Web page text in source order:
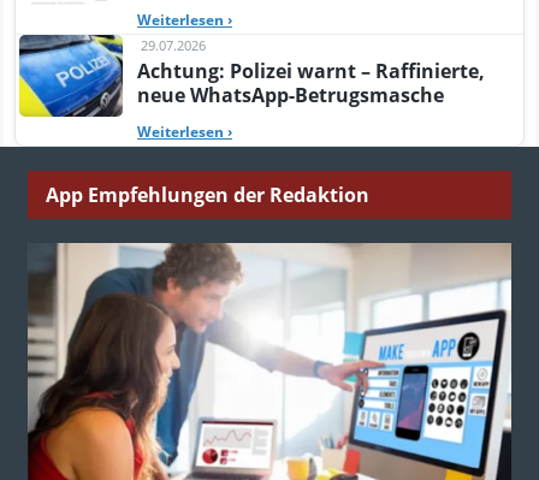
Weiterlesen ›
29.07.2026
Achtung: Polizei warnt – Raffinierte,
neue WhatsApp-Betrugsmasche
Weiterlesen ›
App Empfehlungen der Redaktion